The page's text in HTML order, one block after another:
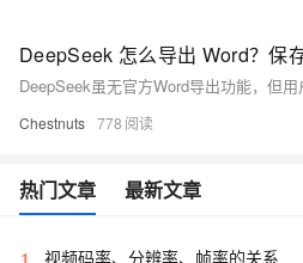
Chestnuts 778
热门文章 最新文章
视频码率、分辨率、帧率的关系